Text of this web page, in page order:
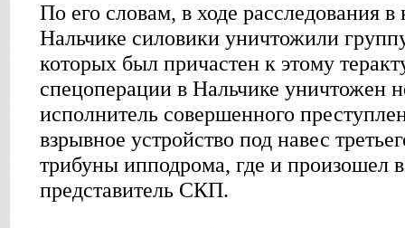
По его словам, в ходе расследования в
Нальчике силовики уничтожили
которых был причастен к этому
спецоперации в Нальчике уничтожен
исполнитель совершенного
взрывное устройство под навес
трибуны ипподрома, где и произошел
представитель СКП.